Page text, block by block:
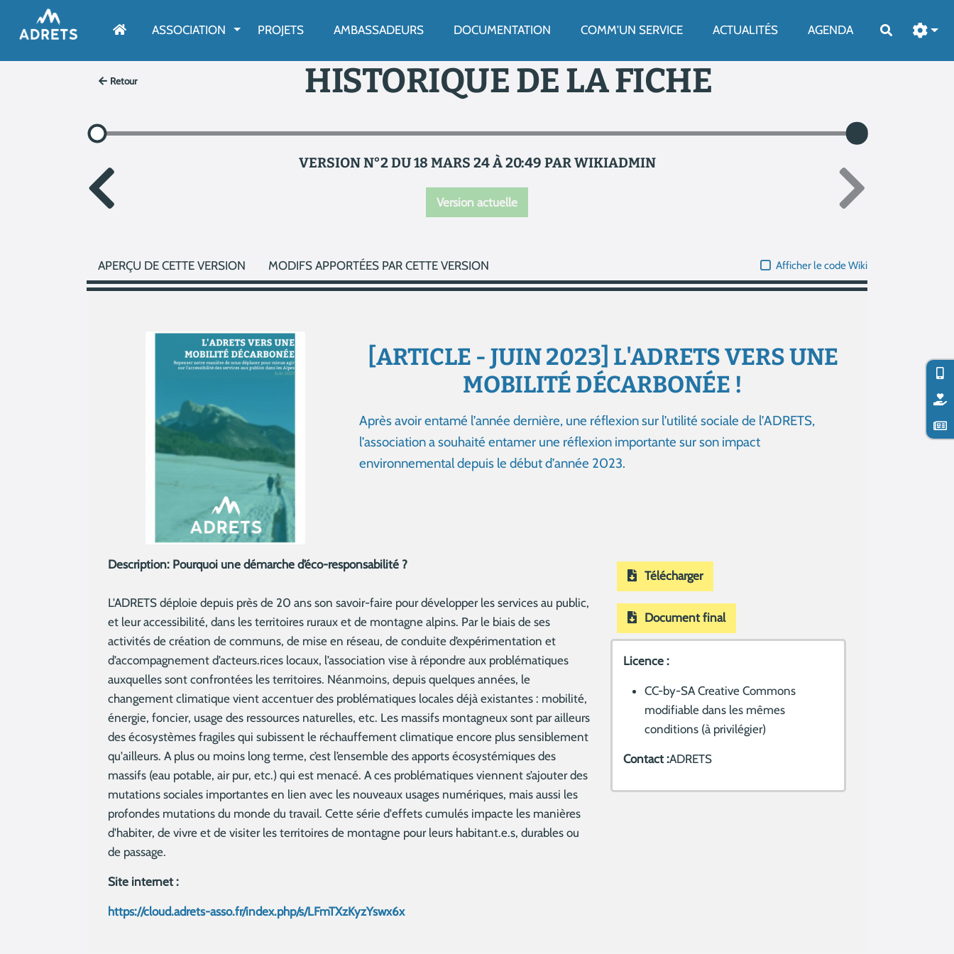
ASSOCIATION AFFICHER LE MENU
PROJETS AMBASSADEURS DOCUMENTATION COMM'UN SERVICE ACTUALITÉS AGENDA Rechercher
Retour HISTORIQUE DE LA FICHE
VERSION N°2 DU 18 MARS 24 À 20:49 PAR WIKIADMIN
Version actuelle
APERÇU DE CETTE VERSION MODIFS APPORTÉES PAR CETTE VERSION Afficher le code Wiki
[ARTICLE - JUIN 2023] L'ADRETS VERS UNE
MOBILITÉ DÉCARBONÉE !
Après avoir entamé l’année dernière, une réflexion sur l’utilité sociale de l’ADRETS,
l’association a souhaité entamer une réflexion importante sur son impact
environnemental depuis le début d’année 2023.
Description: Pourquoi une démarche d’éco-responsabilité ?
L'ADRETS déploie depuis près de 20 ans son savoir-faire pour développer les services au public,
et leur accessibilité, dans les territoires ruraux et de montagne alpins. Par le biais de ses
activités de création de communs, de mise en réseau, de conduite d’expérimentation et
d’accompagnement d’acteurs.rices locaux, l’association vise à répondre aux problématiques
auxquelles sont confrontées les territoires. Néanmoins, depuis quelques années, le
changement climatique vient accentuer des problématiques locales déjà existantes : mobilité,
énergie, foncier, usage des ressources naturelles, etc. Les massifs montagneux sont par ailleurs
des écosystèmes fragiles qui subissent le réchauffement climatique encore plus sensiblement
qu'ailleurs. A plus ou moins long terme, c’est l’ensemble des apports écosystémiques des
massifs (eau potable, air pur, etc.) qui est menacé. A ces problématiques viennent s’ajouter des
mutations sociales importantes en lien avec les nouveaux usages numériques, mais aussi les
profondes mutations du monde du travail. Cette série d'effets cumulés impacte les manières
d'habiter, de vivre et de visiter les territoires de montagne pour leurs habitant.e.s, durables ou
de passage.
Site internet :
https://cloud.adrets-asso.fr/index.php/s/LFmTXzKyzYswx6x
Télécharger
Document final
Licence :
CC-by-SA Creative Commons
modifiable dans les mêmes
conditions (à privilégier)
Contact :ADRETS